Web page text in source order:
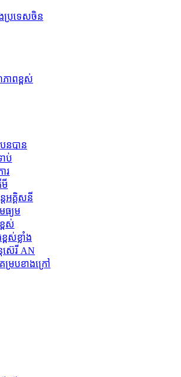
ាពខ្ពស់
នបាន
ប់
រ
មី
អគ្គិសនី
ធ្យម
ពស់
ស់ខ្លាំង
ស៊េរី AN
របខាងក្រៅ